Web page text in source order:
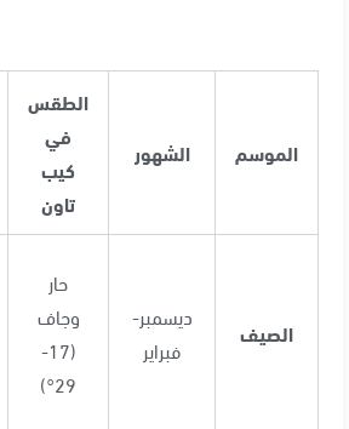
الموسم الشهور
الطقس
في
كيب
تاون
الصيف
ديسمبر-
فبراير
حار
وجاف
(17-
29°)